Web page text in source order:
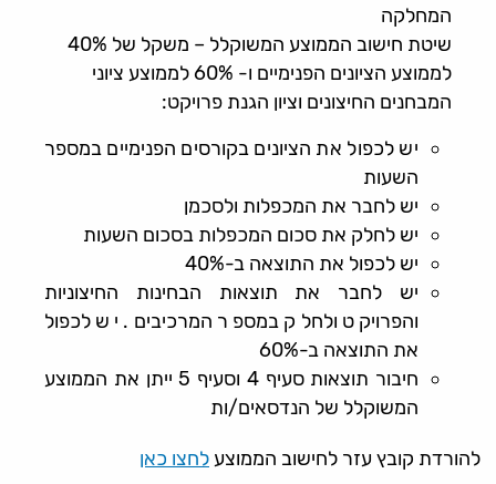
המחלקה
שיטת חישוב הממוצע המשוקלל – משקל של 40%
לממוצע הציונים הפנימיים ו- 60% לממוצע ציוני
המבחנים החיצונים וציון הגנת פרויקט:
יש לכפול את הציונים בקורסים הפנימיים במספר
השעות
יש לחבר את המכפלות ולסכמן
יש לחלק את סכום המכפלות בסכום השעות
יש לכפול את התוצאה ב-40%
יש לחבר את תוצאות הבחינות החיצוניות
והפרויקט ולחלק במספר המרכיבים. יש לכפול
את התוצאה ב-60%
חיבור תוצאות סעיף 4 וסעיף 5 ייתן את הממוצע
המשוקלל של הנדסאים/ות
להורדת קובץ עזר לחישוב הממוצע לחצו כאן